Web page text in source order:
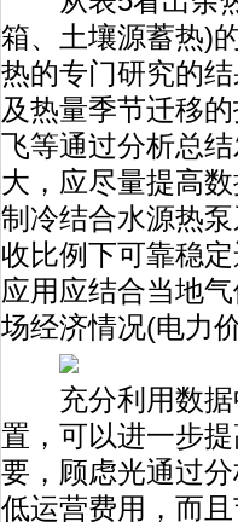
箱、土壤源蓄热)
热的专门研究的
及热量季节迁移
飞等通过分析总
大，应尽量提高
制冷结合水源热
收比例下可靠稳
应用应结合当地
场经济情况(电力
充分利用数据
置，可以进一步
要，顾虑光通过
低运营费用，而